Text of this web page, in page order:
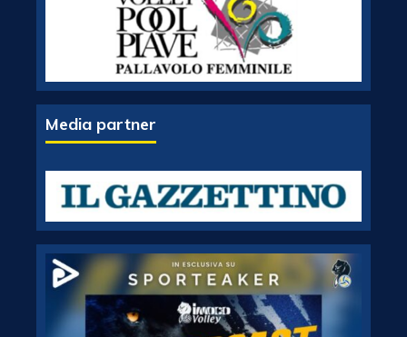
Media partner